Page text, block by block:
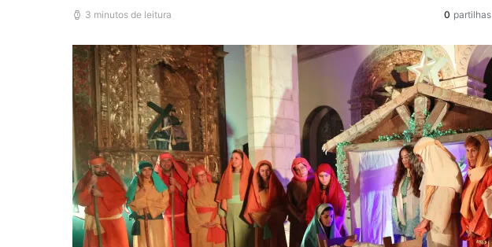
3 minutos de leitura 0 partilhas